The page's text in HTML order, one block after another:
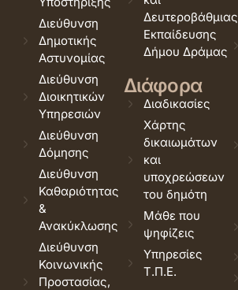
Διεύθυνση
Δημοτικής
Αστυνομίας
Διεύθυνση
Διοικητικών
Υπηρεσιών
Διεύθυνση
Δόμησης
Διεύθυνση
Καθαριότητας
&
Ανακύκλωσης
Διεύθυνση
Κοινωνικής
Προστασίας,
Δευτεροβάθμιας
Εκπαίδευσης
Δήμου Δράμας
Διάφορα
Διαδικασίες
Χάρτης
δικαιωμάτων
και
υποχρεώσεων
του δημότη
Μάθε που
ψηφίζεις
Υπηρεσίες
Τ.Π.Ε.